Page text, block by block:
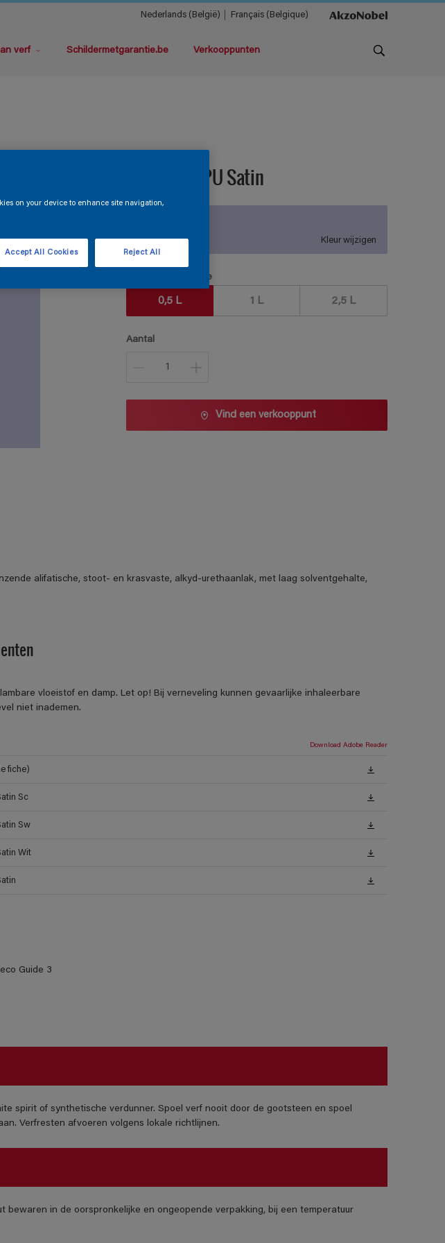
Nederlands (België) Français (Belgique)
verf Schildermetgarantie.be Verkooppunten
Permaline PU Satin
Kleur wijzigen
Verpakkingsgrootte
0,5 L 1 L 2,5 L
Aantal
Vind een verkooppunt
alifatische, stoot- en krasvaste, alkyd-urethaanlak, met laag solventgehalte,
vloeistof en damp. Let op! Bij verneveling kunnen gevaarlijke inhaleerbare
niet inademen.
Download Adobe Reader
fiche)
Sc
Sw
Wit
Guide 3
spirit of synthetische verdunner. Spoel verf nooit door de gootsteen en spoel
Verfresten afvoeren volgens lokale richtlijnen.
bewaren in de oorspronkelijke en ongeopende verpakking, bij een temperatuur
on your device to enhance site navigation,
Reject All
Accept All Cookies